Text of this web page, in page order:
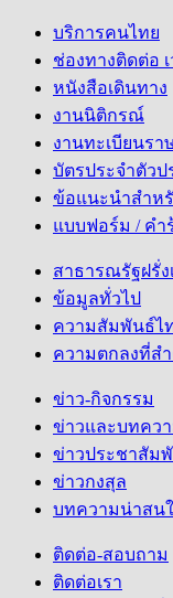
บริการคนไทย
ช่องทางติดต่อ
หนังสือเดินทาง
งานนิติกรณ์
งานทะเบียนรา
บัตรประจำตัว
ข้อแนะนำสำหรั
แบบฟอร์ม / คำ
สาธารณรัฐฝรั่ง
ข้อมูลทั่วไป
ความสัมพันธ์ไ
ความตกลงที่ส
ข่าว-กิจกรรม
ข่าวและบทคว
ข่าวประชาสัม
ข่าวกงสุล
บทความน่าสน
ติดต่อ-สอบถาม
ติดต่อเรา